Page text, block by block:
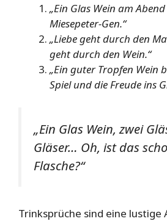
„Ein Glas Wein am
Miesepeter-Gen.“
„Liebe geht durch den
geht durch den Wein.“
„Ein guter Tropfen Wein
Spiel und die Freude ins
„Ein Glas Wein, zwei
Gläser… Oh, ist das
Flasche?“
Trinksprüche sind eine lustige